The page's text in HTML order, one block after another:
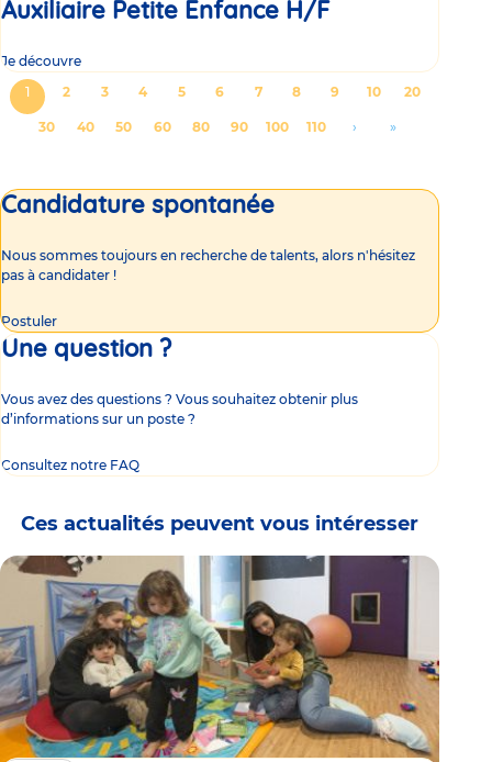
Auxiliaire Petite Enfance H/F
Je découvre
Pagination
Page
courante
1 Page
2 Page
3 Page
4 Page
5 Page
6 Page
7 Page
8 Page
9 Page
10 Page
20
Page
30 Page
40 Page
50 Page
60 Page
80 Page
90 Page
100 Page
110
Aller
›
Aller
dernière
»
Candidature spontanée
Nous sommes toujours en recherche de talents, alors n'hésitez
pas à candidater !
Postuler
Une question ?
Vous avez des questions ? Vous souhaitez obtenir plus
d’informations sur un poste ?
Consultez notre FAQ
Ces actualités peuvent vous intéresser